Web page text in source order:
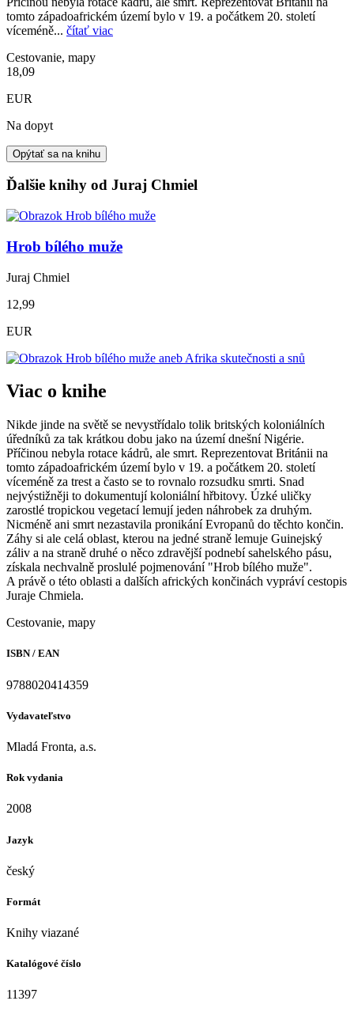
tomto západoafrickém území bylo v 19. a počátkem 20. století
víceméně... čítať viac
Cestovanie, mapy
18,09
EUR
Na dopyt
Opýtať sa na knihu
Ďalšie knihy od Juraj Chmiel
Hrob bílého muže
Juraj Chmiel
12,99
EUR
Viac o knihe
Nikde jinde na světě se nevystřídalo tolik britských koloniálních
úředníků za tak krátkou dobu jako na území dnešní Nigérie.
Příčinou nebyla rotace kádrů, ale smrt. Reprezentovat Británii na
tomto západoafrickém území bylo v 19. a počátkem 20. století
víceméně za trest a často se to rovnalo rozsudku smrti. Snad
nejvýstižněji to dokumentují koloniální hřbitovy. Úzké uličky
zarostlé tropickou vegetací lemují jeden náhrobek za druhým.
Nicméně ani smrt nezastavila pronikání Evropanů do těchto končin.
Záhy si ale celá oblast, kterou na jedné straně lemuje Guinejský
záliv a na straně druhé o něco zdravější podnebí sahelského pásu,
získala nechvalně proslulé pojmenování "Hrob bílého muže".
A právě o této oblasti a dalších afrických končinách vypráví cestopis
Juraje Chmiela.
Cestovanie, mapy
ISBN / EAN
9788020414359
Vydavateľstvo
Mladá Fronta, a.s.
Rok vydania
2008
Jazyk
český
Formát
Knihy viazané
Katalógové číslo
11397